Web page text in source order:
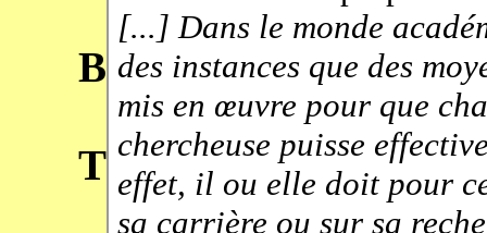
Bureau :2S61
Téléphone :+33 (0) 1